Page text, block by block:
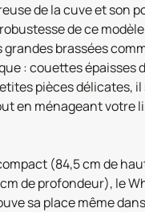
de la cuve et son
de ce
brassées
: couettes épaisses
pièces délicates, il
en ménageant votre
(84,5 cm de
de profondeur), le
sa place même